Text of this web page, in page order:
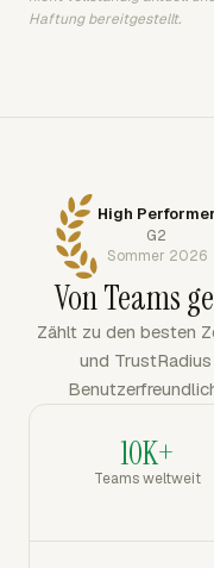
Haftung bereitgestellt.
High Performer
G2
Sommer 2026
Von Teams
Zählt zu den besten
und
10K+
Teams weltweit